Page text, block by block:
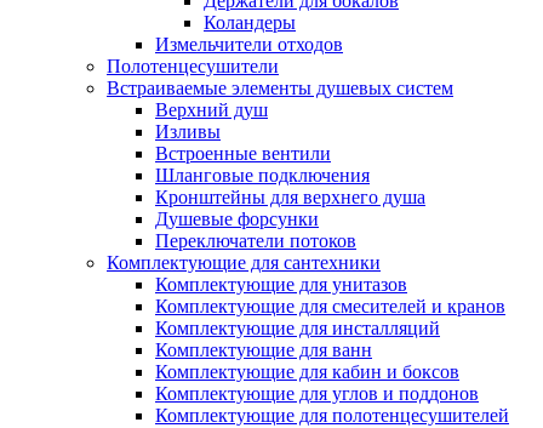
Коландеры
Измельчители отходов
Полотенцесушители
Встраиваемые элементы душевых систем
Верхний душ
Изливы
Встроенные вентили
Шланговые подключения
Кронштейны для верхнего душа
Душевые форсунки
Переключатели потоков
Комплектующие для сантехники
Комплектующие для унитазов
Комплектующие для смесителей и кранов
Комплектующие для инсталляций
Комплектующие для ванн
Комплектующие для кабин и боксов
Комплектующие для углов и поддонов
Комплектующие для полотенцесушителей